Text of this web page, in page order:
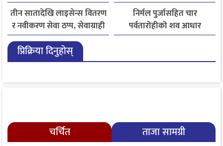
तीन सातादेखि लाइसेन्स वितरण
र नवीकरण सेवा ठप्प, सेवाग्राही
सास्तीमा
निर्मल पुर्जासहित चार
पर्वतारोहीको शव आधार
शिविरमा ल्याइयो, तीन अझै
प्रिक्रिया दिनुहोस्
चर्चित ताजा सामग्री